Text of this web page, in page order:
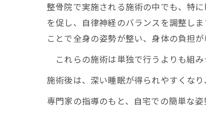
整骨院で実施される施術の中でも、特
を促し、自律神経のバランスを調整し
ことで全身の姿勢が整い、身体の負担
これらの施術は単独で行うよりも組み
施術後は、深い睡眠が得られやすくな
専門家の指導のもと、自宅での簡単な